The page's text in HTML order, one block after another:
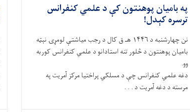
په بامیان پوهنتون کې د علمي کنفرانس
ترسره کېدل!
نن چهارشنبه د ۱۴۴۶ هـ ق کال د رجب میاشتې لومړۍ نېټه
بامیان پوهنتون د څلور تنه استادانو د علمي کنفرانس کوربه
وو.
دغه علمي کنفرانس چې د مسلکي پراختیا مرکز آمریت په
مرسته د دغه آمریت د . . .